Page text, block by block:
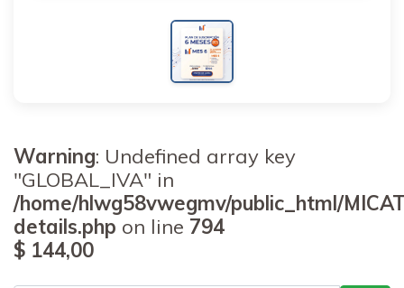
Warning: Undefined array key
"GLOBAL_IVA" in
/home/hlwg58vwegmv/public_html/
details.php on line 794
$ 144,00